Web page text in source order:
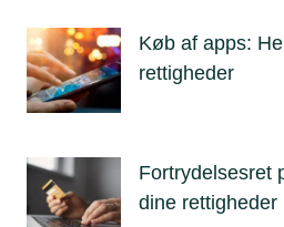
Køb af apps:
rettigheder
Fortrydelsesret
dine rettigheder